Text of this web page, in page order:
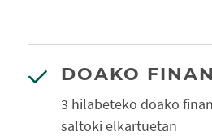
DOAKO
3 hilabeteko doako
saltoki elkartuetan